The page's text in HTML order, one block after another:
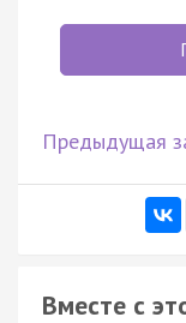
Предыдущая
Вместе с